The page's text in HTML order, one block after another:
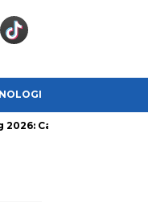
Cara Cerdas